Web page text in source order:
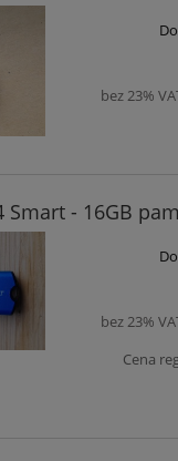
bez 23%
Smart - 16GB
bez 23%
Cena